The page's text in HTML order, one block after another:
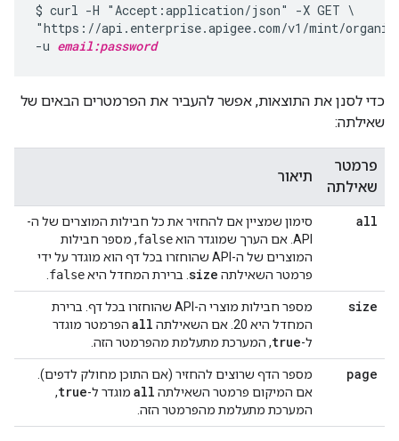
$ curl -H "Accept:application/json" -X GET \
"https://api.enterprise.apigee.com/v1/mint/
-u email:password
כדי לסנן את התוצאות, אפשר להעביר את הפרמטרים הבאים של
שאילתה:
פרמטר
שאילתה
תיאור
all
סימון שמציין אם להחזיר את כל חבילות המוצרים של ה-
API. אם הערך שמוגדר הוא
false, מספר חבילות
המוצרים של ה-API שהוחזרו בכל דף הוא מוגדר על ידי
פרמטר השאילתה size . ברירת המחדל היאfalse
size
מספר חבילות מוצרי ה-API שהוחזרו בכל דף. ברירת
המחדל היא 20. אם השאילתה
all הפרמטר מוגדר
ל-true, המערכת מתעלמת מהפרמטר הזה.
page
מספר הדף שרוצים להחזיר (אם התוכן מחולק לדפים).
אם המיקום פרמטר השאילתה all מוגדר ל-true
,
המערכת מתעלמת מהפרמטר הזה.